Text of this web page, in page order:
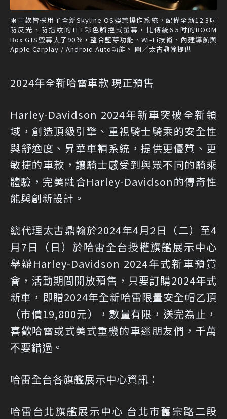
兩車款皆採用了全新Skyline OS娛樂操作系統，配備全新12.3吋
防反光、防指紋的TFT彩色觸控式螢幕，比傳統6.5吋的BOOM
Box GTS螢幕大了90％，整合藍芽功能、Wi-Fi技術、內建導航與
Apple Carplay / Android Auto功能。 圖／太古鼎翰提供
2024年全新哈雷車款 現正預售
Harley-Davidson 2024年新車突破全新領
域，創造頂級引擎、重視騎士騎乘的安全性
與舒適度、昇華車輛系統，提供更優質、更
敏捷的車款，讓騎士感受到與眾不同的騎乘
體驗，完美融合Harley-Davidson的傳奇性
能與創新設計。
總代理太古鼎翰於2024年4月2日（二）至4
月7日（日）於哈雷全台授權旗艦展示中心
舉辦Harley-Davidson 2024年式新車預賞
會，活動期間開放預售，只要訂購2024年式
新車，即贈2024年全新哈雷限量安全帽乙頂
（市價19,800元），數量有限，送完為止，
喜歡哈雷或式美式重機的車迷朋友們，千萬
不要錯過。
哈雷全台各旗艦展示中心資訊：
哈雷台北旗艦展示中心 台北市舊宗路二段